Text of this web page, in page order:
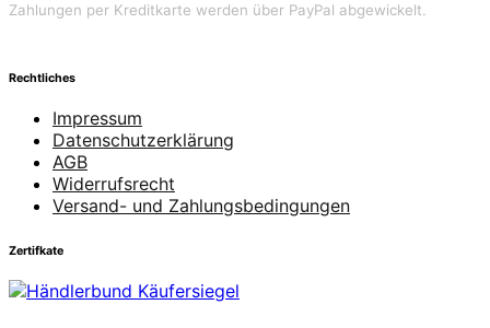
Zahlungen per Kreditkarte werden über PayPal abgewickelt.
Rechtliches
Impressum
Datenschutzerklärung
AGB
Widerrufsrecht
Versand- und Zahlungsbedingungen
Zertifkate